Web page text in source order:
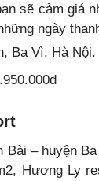
sẽ cảm giá
ngày
Ba Vì, Hà Nội.
Bài – huyện
Hương Ly